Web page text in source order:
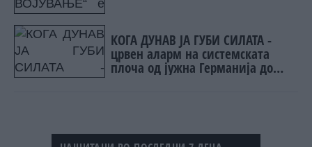
КОГА ДУНАВ ЈА ГУБИ СИЛАТА -
црвен аларм на системската
плоча од јужна Германија до